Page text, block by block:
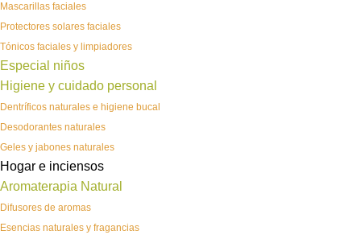
Mascarillas faciales
Protectores solares faciales
Tónicos faciales y limpiadores
Especial niños
Higiene y cuidado personal
Dentríficos naturales e higiene bucal
Desodorantes naturales
Geles y jabones naturales
Hogar e inciensos
Aromaterapia Natural
Difusores de aromas
Esencias naturales y fragancias